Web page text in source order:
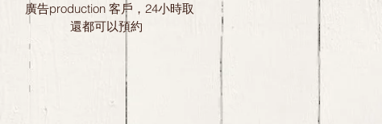
廣告production 客戶，24小時取
還都可以預約